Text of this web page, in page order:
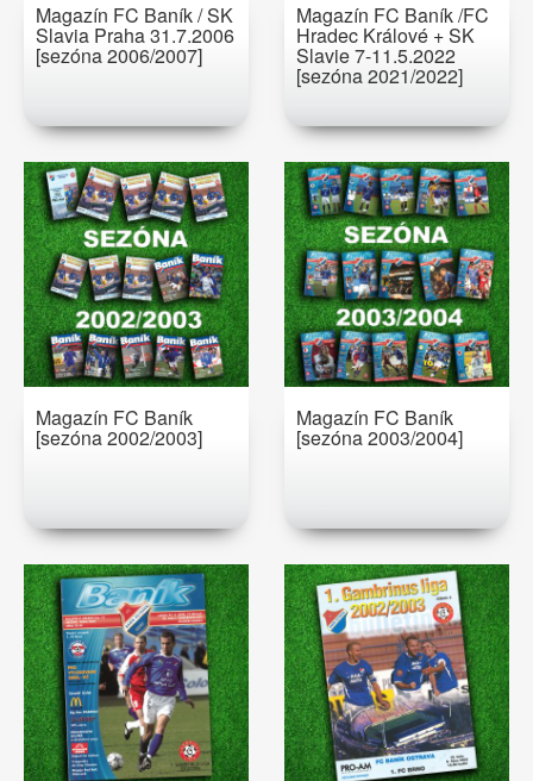
Magazín FC Baník / SK
Slavia Praha 31.7.2006
[sezóna 2006/2007]
Magazín FC Baník /FC
Hradec Králové + SK
Slavie 7-11.5.2022
[sezóna 2021/2022]
Magazín FC Baník
[sezóna 2002/2003]
Magazín FC Baník
[sezóna 2003/2004]